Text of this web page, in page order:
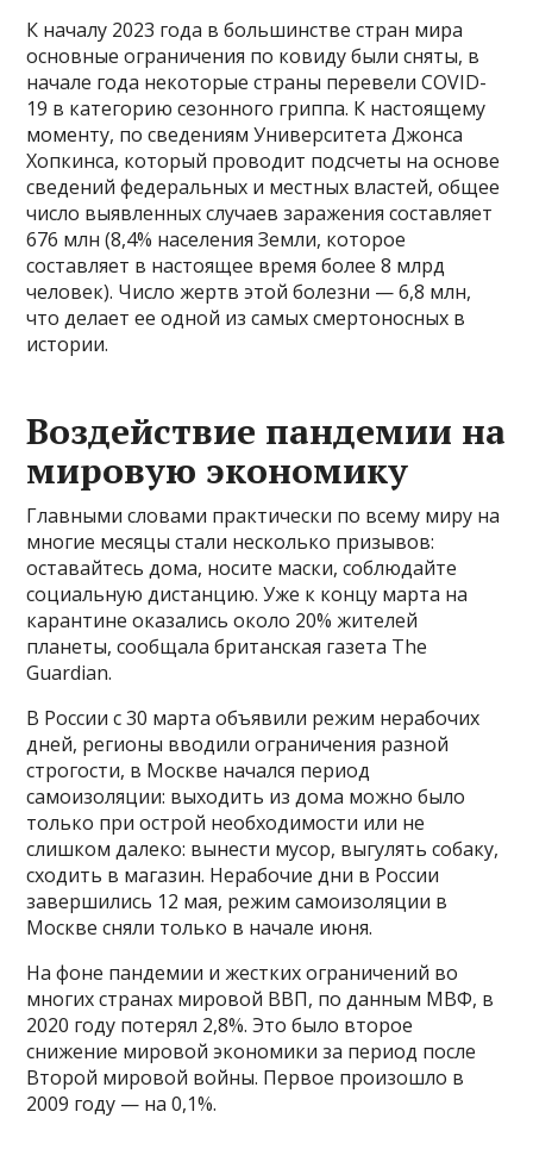
К началу 2023 года в большинстве стран мира
основные ограничения по ковиду были сняты, в
начале года некоторые страны перевели COVID-
19 в категорию сезонного гриппа. К настоящему
моменту, по сведениям Университета Джонса
Хопкинса, который проводит подсчеты на основе
сведений федеральных и местных властей, общее
число выявленных случаев заражения составляет
676 млн (8,4% населения Земли, которое
составляет в настоящее время более 8 млрд
человек). Число жертв этой болезни — 6,8 млн,
что делает ее одной из самых смертоносных в
истории.
Воздействие пандемии на
мировую экономику
Главными словами практически по всему миру на
многие месяцы стали несколько призывов:
оставайтесь дома, носите маски, соблюдайте
социальную дистанцию. Уже к концу марта на
карантине оказались около 20% жителей
планеты, сообщала британская газета The
Guardian.
В России с 30 марта объявили режим нерабочих
дней, регионы вводили ограничения разной
строгости, в Москве начался период
самоизоляции: выходить из дома можно было
только при острой необходимости или не
слишком далеко: вынести мусор, выгулять собаку,
сходить в магазин. Нерабочие дни в России
завершились 12 мая, режим самоизоляции в
Москве сняли только в начале июня.
На фоне пандемии и жестких ограничений во
многих странах мировой ВВП, по данным МВФ, в
2020 году потерял 2,8%. Это было второе
снижение мировой экономики за период после
Второй мировой войны. Первое произошло в
2009 году — на 0,1%.